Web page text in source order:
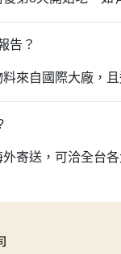
告？
來自國際大廠，
外寄送，可洽全台